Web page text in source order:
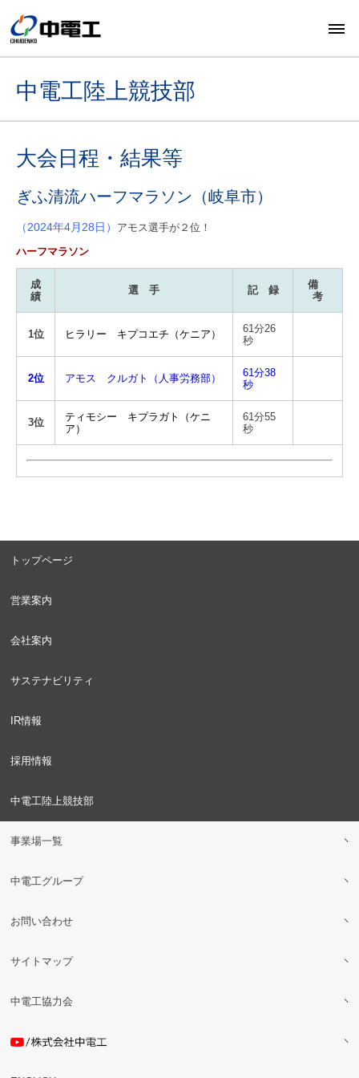
中電工陸上競技部
大会日程・結果等
ぎふ清流ハーフマラソン（岐阜市）
（2024年4月28日） アモス選手が２位！
ハーフマラソン
成
績
選 手 記 録
備
考
1位 ヒラリー キプコエチ（ケニア）
61分26
秒
2位 アモス クルガト（人事労務部）
61分38
秒
3位
ティモシー キプラガト（ケニ
ア）
61分55
秒
トップページ
営業案内
会社案内
サステナビリティ
IR情報
採用情報
中電工陸上競技部
事業場一覧
中電工グループ
お問い合わせ
サイトマップ
中電工協力会